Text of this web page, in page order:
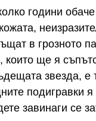
години
в грозното
които ще я
звезда, е
подигравки
завинаги се